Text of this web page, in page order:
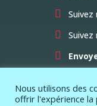

 Suivez

Nous utilisons des
offrir l'expérience la